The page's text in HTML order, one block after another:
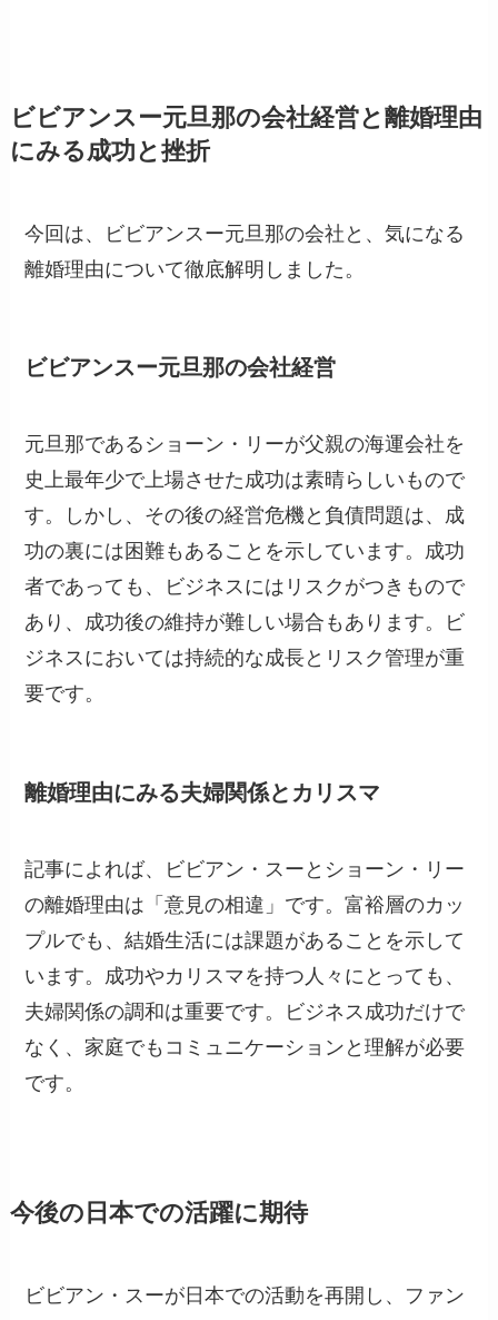
ビビアンスー元旦那の会社経営と離婚理由
にみる成功と挫折
今回は、ビビアンスー元旦那の会社と、気になる
離婚理由について徹底解明しました。
ビビアンスー元旦那の会社経営
元旦那であるショーン・リーが父親の海運会社を
史上最年少で上場させた成功は素晴らしいもので
す。しかし、その後の経営危機と負債問題は、成
功の裏には困難もあることを示しています。成功
者であっても、ビジネスにはリスクがつきもので
あり、成功後の維持が難しい場合もあります。ビ
ジネスにおいては持続的な成長とリスク管理が重
要です。
離婚理由にみる夫婦関係とカリスマ
記事によれば、ビビアン・スーとショーン・リー
の離婚理由は「意見の相違」です。富裕層のカッ
プルでも、結婚生活には課題があることを示して
います。成功やカリスマを持つ人々にとっても、
夫婦関係の調和は重要です。ビジネス成功だけで
なく、家庭でもコミュニケーションと理解が必要
です。
今後の日本での活躍に期待
ビビアン・スーが日本での活動を再開し、ファン